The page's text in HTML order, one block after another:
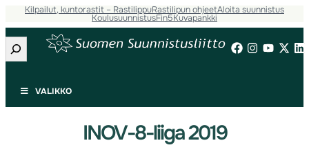
Kilpailut, kuntorastit – RastilippuRastilipun ohjeetAloita suunnistus
KoulusuunnistusFin5Kuvapankki
Etsi
VALIKKO
INOV-8-liiga 2019